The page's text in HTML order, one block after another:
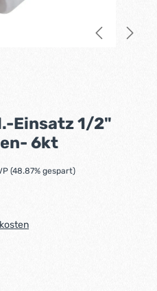
Einsatz 1/2"
6kt
(48.87% gespart)